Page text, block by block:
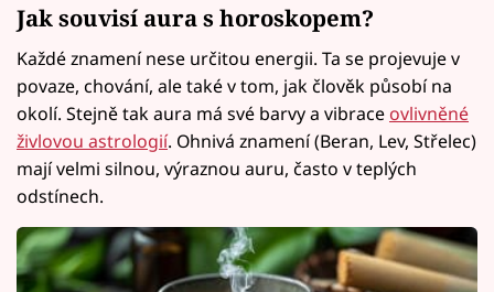
Jak souvisí aura s horoskopem?
Každé znamení nese určitou energii. Ta se projevuje v
povaze, chování, ale také v tom, jak člověk působí na
okolí. Stejně tak aura má své barvy a vibrace ovlivněné
živlovou astrologií. Ohnivá znamení (Beran, Lev, Střelec)
mají velmi silnou, výraznou auru, často v teplých
odstínech.